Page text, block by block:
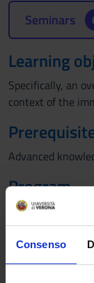
Consenso
Seminars
Learning
Specifically, an
context of the
Advanced
Program
my lesson will
they produce